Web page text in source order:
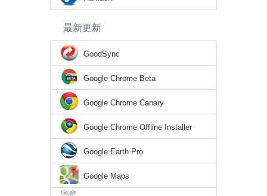
最新更新
GoodSync
Google Chrome Beta
Google Chrome Canary
Google Chrome Offline Installer
Google Earth Pro
Google Maps